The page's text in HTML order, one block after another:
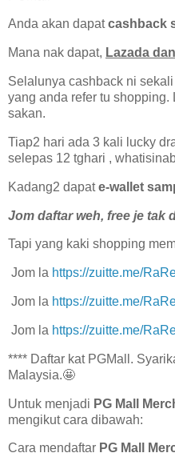
Anda akan dapatcashback
Mana nak dapat, Lazada
Selalunya cashback ni
yang anda refer tu
sakan.
Tiap2 hari ada 3 kali lucky
selepas 12 tghari ,
Kadang2 dapate-wallet
Jom daftar weh, free je tak
Tapi yang kaki shopping
Jom la https://zuitte.me/
Jom la https://zuitte.me/
Jom la https://zuitte.me/
**** Daftar kat PGMall.
Malaysia.🤩
Untuk menjadi PG Mall
mengikut cara dibawah:
Cara mendaftar PG Mall